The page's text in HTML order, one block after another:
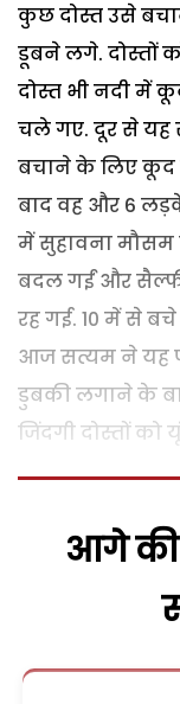
कुछ दोस्त उसे
डूबने लगे. दोस्तों
दोस्त भी नदी में
चले गए. दूर से यह
बचाने के लिए कूद
बाद वह और 6
में सुहावना
बदल गईं और
रह गई. 10 में से
आज सत्यम ने यह
डुबकी लगाने के
जिंदगी दोस्तों को
आगे की